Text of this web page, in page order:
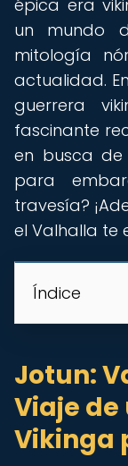
épica era
un mundo
mitología
actualidad.
guerrera
fascinante
en busca de
para
travesía?
el Valhalla te
Índice
Jotun:
Viaje de
Vikinga